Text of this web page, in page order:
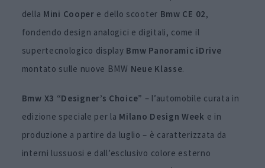
della Mini Cooper e dello scooter Bmw CE 02,
fondendo design analogici e digitali, come il
supertecnologico display Bmw Panoramic iDrive
montato sulle nuove BMW Neue Klasse.
Bmw X3 “Designer’s Choice” – l’automobile curata in
edizione speciale per la Milano Design Week e in
produzione a partire da luglio – è caratterizzata da
interni lussuosi e dall’esclusivo colore esterno